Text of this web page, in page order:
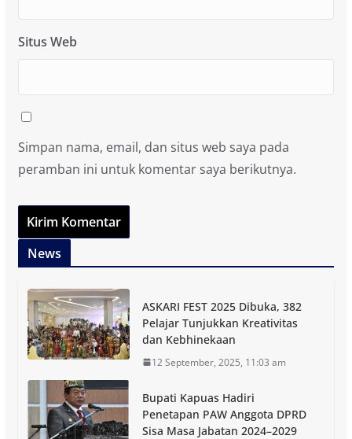
Situs Web
Simpan nama, email, dan situs web saya pada
peramban ini untuk komentar saya berikutnya.
News
ASKARI FEST 2025 Dibuka, 382
Pelajar Tunjukkan Kreativitas
dan Kebhinekaan
12 September, 2025, 11:03 am
Bupati Kapuas Hadiri
Penetapan PAW Anggota DPRD
Sisa Masa Jabatan 2024–2029